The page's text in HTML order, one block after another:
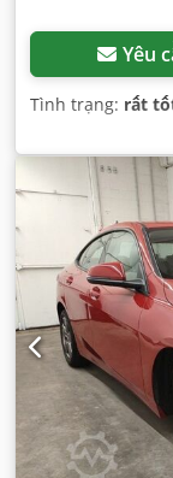
Yêu
Tình trạng: rất